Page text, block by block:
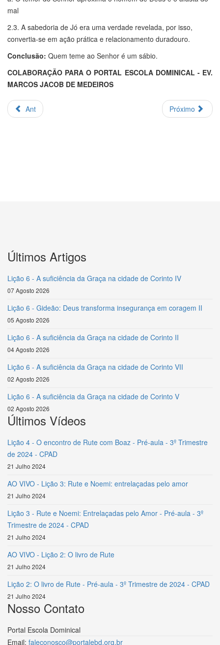
mal
2.3. A sabedoria de Jó era uma verdade revelada, por isso,
convertia-se em ação prática e relacionamento duradouro.
Conclusão: Quem teme ao Senhor é um sábio.
COLABORAÇÃO PARA O PORTAL ESCOLA DOMINICAL - EV.
MARCOS JACOB DE MEDEIROS
Ant Próximo
Últimos Artigos
Lição 6 - A suficiência da Graça na cidade de Corinto IV
07 Agosto 2026
Lição 6 - Gideão: Deus transforma insegurança em coragem II
05 Agosto 2026
Lição 6 - A suficiência da Graça na cidade de Corinto II
04 Agosto 2026
Lição 6 - A suficiência da Graça na cidade de Corinto VII
02 Agosto 2026
Lição 6 - A suficiência da Graça na cidade de Corinto V
02 Agosto 2026
Últimos Vídeos
Lição 4 - O encontro de Rute com Boaz - Pré-aula - 3º Trimestre
de 2024 - CPAD
21 Julho 2024
AO VIVO - Lição 3: Rute e Noemi: entrelaçadas pelo amor
21 Julho 2024
Lição 3 - Rute e Noemi: Entrelaçadas pelo Amor - Pré-aula - 3º
Trimestre de 2024 - CPAD
21 Julho 2024
AO VIVO - Lição 2: O livro de Rute
21 Julho 2024
Lição 2: O livro de Rute - Pré-aula - 3º Trimestre de 2024 - CPAD
21 Julho 2024
Nosso Contato
Portal Escola Dominical
Email: faleconosco@portalebd.org.br